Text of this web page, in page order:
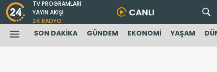
TV PROGRAMLARI
YAYIN AKIŞI
24 RADYO
CANLI
SON DAKİKA GÜNDEM EKONOMİ YAŞAM